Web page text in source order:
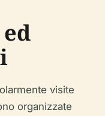
visite
organizzate